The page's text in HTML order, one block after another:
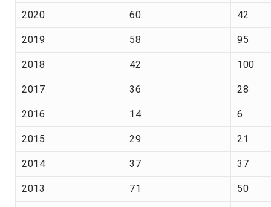
2020 60 42
2019 58 95
2018 42 100
2017 36 28
2016 14 6
2015 29 21
2014 37 37
2013 71 50